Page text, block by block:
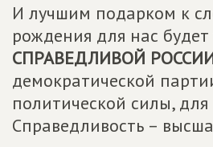
И лучшим подарком к
рождения для нас
СПРАВЕДЛИВОЙ
демократической
политической силы, для
Справедливость –